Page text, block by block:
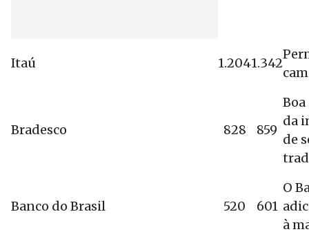
Itaú 1.2041.342
Bradesco 828 859
da
de
Banco do Brasil 520 601
O
à